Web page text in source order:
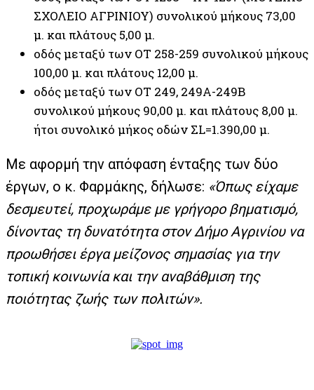
ΣΧΟΛΕΙΟ ΑΓΡΙΝΙΟΥ) συνολικού μήκους 73,00
μ. και πλάτους 5,00 μ.
οδός μεταξύ των ΟΤ 258-259 συνολικού μήκους
100,00 μ. και πλάτους 12,00 μ.
οδός μεταξύ των ΟΤ 249, 249Α-249Β
συνολικού μήκους 90,00 μ. και πλάτους 8,00 μ.
ήτοι συνολικό μήκος οδών ΣL=1.390,00 μ.
Με αφορμή την απόφαση ένταξης των δύο
έργων, ο κ. Φαρμάκης, δήλωσε: «Όπως είχαμε
δεσμευτεί, προχωράμε με γρήγορο βηματισμό,
δίνοντας τη δυνατότητα στον Δήμο Αγρινίου να
προωθήσει έργα μείζονος σημασίας για την
τοπική κοινωνία και την αναβάθμιση της
ποιότητας ζωής των πολιτών».